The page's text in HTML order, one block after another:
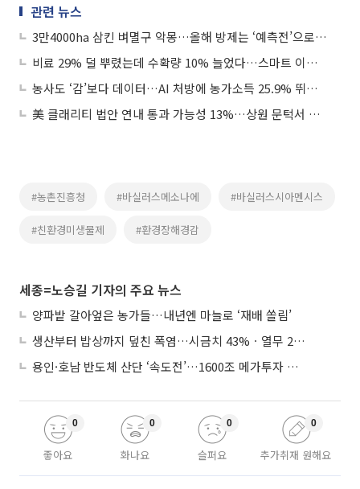
관련 뉴스
3만4000ha 삼킨 벼멸구 악몽…올해 방제는 ‘예측전’으로 간다
비료 29% 덜 뿌렸는데 수확량 10% 늘었다…스마트 이앙기가 바꾸는 논농사
농사도 ‘감’보다 데이터…AI 처방에 농가소득 25.9% 뛰었다
美 클래리티 법안 연내 통과 가능성 13%…상원 문턱서 제동
#농촌진흥청 #바실러스메소나에 #바실러스시아멘시스
#친환경미생물제 #환경장해경감
세종=노승길 기자의 주요 뉴스
양파밭 갈아엎은 농가들…내년엔 마늘로 ‘재배 쏠림’
생산부터 밥상까지 덮친 폭염…시금치 43%ㆍ열무 28% 급등
용인·호남 반도체 산단 ‘속도전’…1600조 메가투자 이행 총력
좋아요
0
화나요
0
슬퍼요
0
추가취재 원해요
0